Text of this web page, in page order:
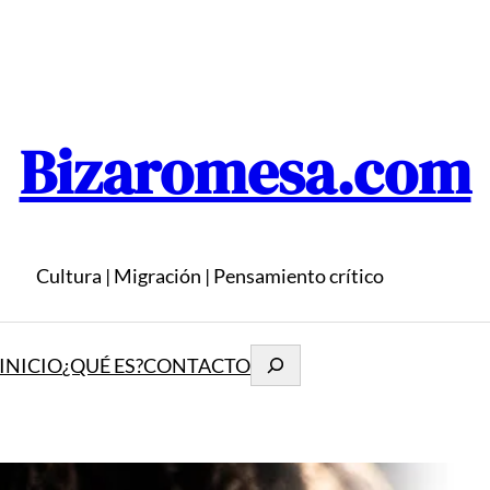
Bizaromesa.com
Cultura | Migración | Pensamiento crítico
INICIO¿QUÉ ES?CONTACTOBuscar